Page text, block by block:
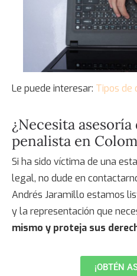
Le puede interesar: Tipos de
¿Necesita
penalista en
Si ha sido víctima de una
legal, no dude en
Andrés Jaramillo estamos
y la representación que
mismo y proteja sus
¡OBTÉN